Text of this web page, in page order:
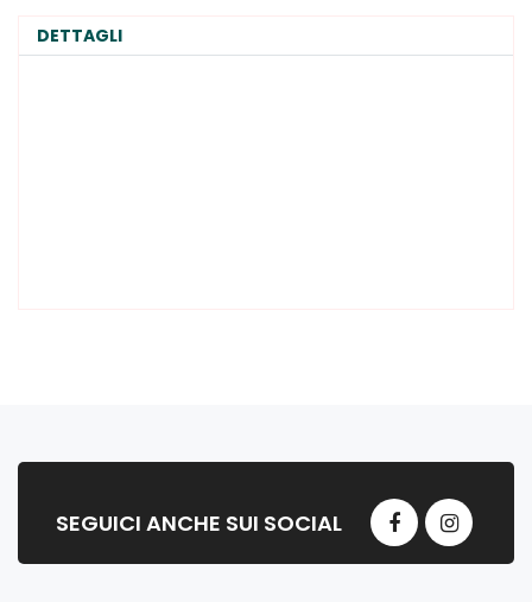
DETTAGLI
SEGUICI ANCHE SUI SOCIAL